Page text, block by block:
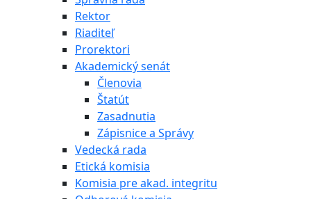
Rektor
Riaditeľ
Prorektori
Akademický senát
Členovia
Štatút
Zasadnutia
Zápisnice a Správy
Vedecká rada
Etická komisia
Komisia pre akad. integritu